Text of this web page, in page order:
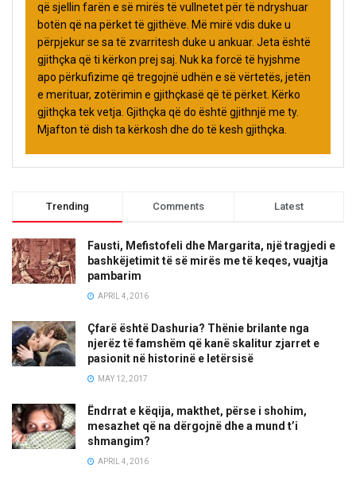
që sjellin farën e së mirës të vullnetet për të ndryshuar
botën që na përket të gjithëve. Më mirë vdis duke u
përpjekur se sa të zvarritesh duke u ankuar. Jeta është
gjithçka që ti kërkon prej saj. Nuk ka forcë të hyjshme
apo përkufizime që tregojnë udhën e së vërtetës, jetën
e merituar, zotërimin e gjithçkasë që të përket. Kërko
gjithçka tek vetja. Gjithçka që do është gjithnjë me ty.
Mjafton të dish ta kërkosh dhe do të kesh gjithçka.
Trending Comments Latest
Fausti, Mefistofeli dhe Margarita, një tragjedi e
bashkëjetimit të së mirës me të keqes, vuajtja
pambarim
APRIL 4, 2016
Çfarë është Dashuria? Thënie brilante nga
njerëz të famshëm që kanë skalitur zjarret e
pasionit në historinë e letërsisë
MAY 12, 2017
Ëndrrat e këqija, makthet, përse i shohim,
mesazhet që na dërgojnë dhe a mund t’i
shmangim?
APRIL 4, 2016